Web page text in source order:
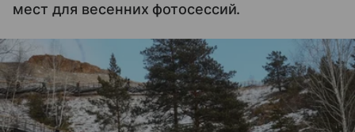
мест для весенних фотосессий.